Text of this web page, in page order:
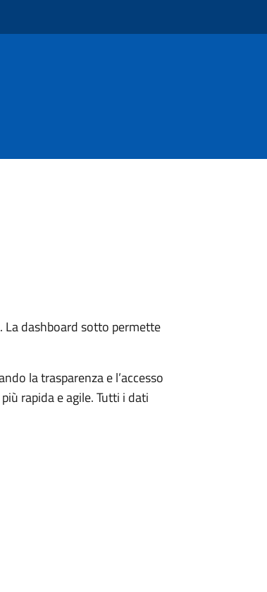
dashboard sotto permette
la trasparenza e l’accesso
rapida e agile. Tutti i dati